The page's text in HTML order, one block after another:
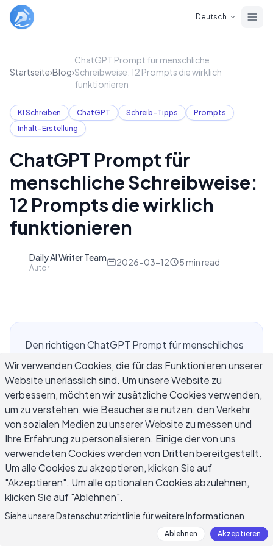
Deutsch
Startseite›Blog›
ChatGPT Prompt für menschliche
Schreibweise: 12 Prompts die wirklich
funktionieren
KI Schreiben ChatGPT Schreib-Tipps
Prompts
Inhalt-Erstellung
ChatGPT Prompt für
menschliche Schreibweise:
12 Prompts die wirklich
funktionieren
Daily AI Writer Team
Autor
2026-03-12 5 min read
Den richtigen ChatGPT Prompt für menschliches
Schreiben zu finden ist eine der praktischsten
Fähigkeiten, die Sie als KI-Nutzer entwickeln
können. Wenn Prompts vage sind, liest sich die
Ausgabe wie eine Vorlage — steife
Formulierungen, generische Übergänge und
Sätze, die zusammengesetzt wirken statt
geschrieben. Kleine Änderungen in der
Formulierung Ihrer Anweisungen machen einen
großen Unterschied. Dieser Leitfaden führt Sie
durch spezifische Prompt-Strukturen, reale
Beispiele und die Schlüsselvariablen, die
robothaften Output von Text unterscheiden, der
Wir verwenden Cookies, die für das Funktionieren unserer
Website unerlässlich sind. Um unsere Website zu
verbessern, möchten wir zusätzliche Cookies verwenden,
um zu verstehen, wie Besucher sie nutzen, den Verkehr
von sozialen Medien zu unserer Website zu messen und
Ihre Erfahrung zu personalisieren. Einige der von uns
verwendeten Cookies werden von Dritten bereitgestellt.
Um alle Cookies zu akzeptieren, klicken Sie auf
"Akzeptieren". Um alle optionalen Cookies abzulehnen,
klicken Sie auf "Ablehnen".
Siehe unsereDatenschutzrichtlinie für weitere Informationen
Ablehnen Akzeptieren